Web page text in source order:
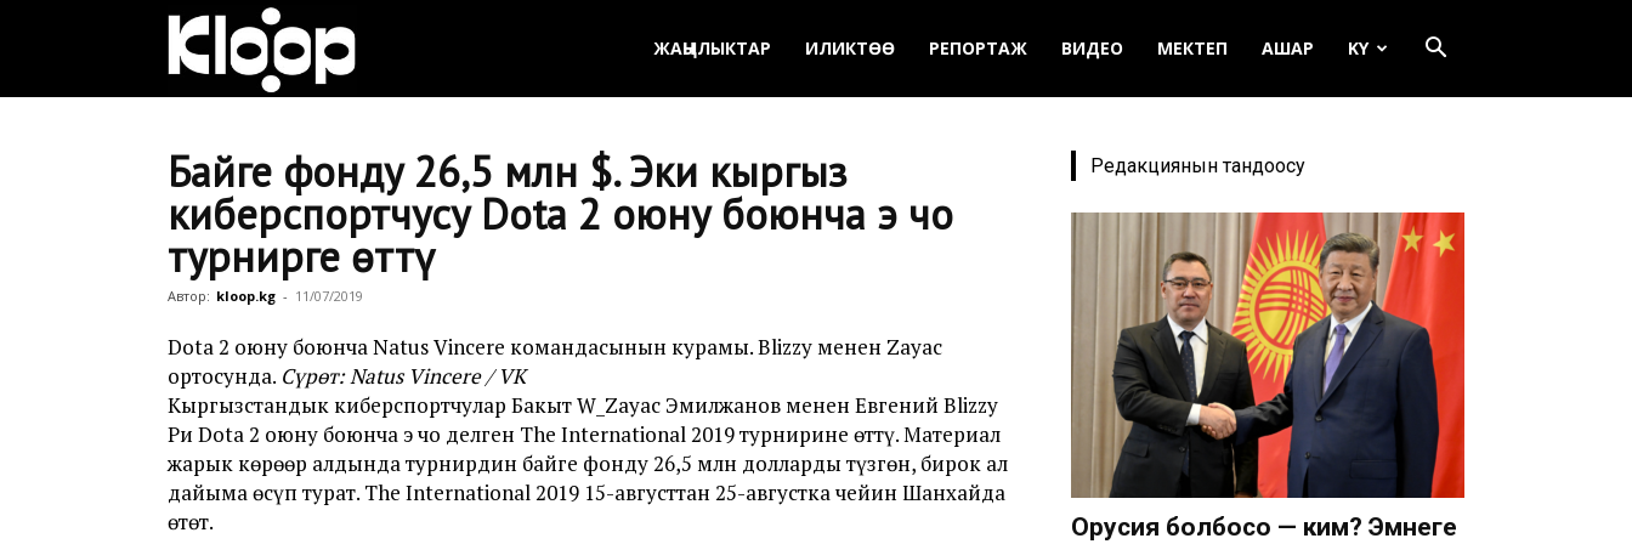
|
Кыргызстан
жаңылыктары
ЖАҢЫЛЫКТАР ИЛИКТӨӨ РЕПОРТАЖ ВИДЕО МЕКТЕП АШАР KY
Байге фонду 26,5 млн $. Эки кыргыз
киберспортчусу Dota 2 оюну боюнча эң чоң
турнирге өттү
Автор: kloop.kg - 11/07/2019
Dota 2 оюну боюнча Natus Vincere командасынын курамы. Blizzy менен Zayac
ортосунда. Сүрөт: Natus Vincere / VK
Кыргызстандык киберспортчулар Бакыт W_Zayac Эмилжанов менен Евгений Blizzy
Ри Dota 2 оюну боюнча эң чоң делген The International 2019 турнирине өттү. Материал
жарык көрөөр алдында турнирдин байге фонду 26,5 млн долларды түзгөн, бирок ал
дайыма өсүп турат. The International 2019 15-августтан 25-августка чейин Шанхайда
өтөт.
Редакциянын тандоосу
Орусия болбосо — ким? Эмнеге